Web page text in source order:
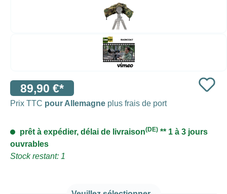
89,90 €*
Prix TTC pour Allemagne plus frais de port
prêt à expédier, délai de livraison(DE) ** 1 à 3 jours
ouvrables
Stock restant: 1